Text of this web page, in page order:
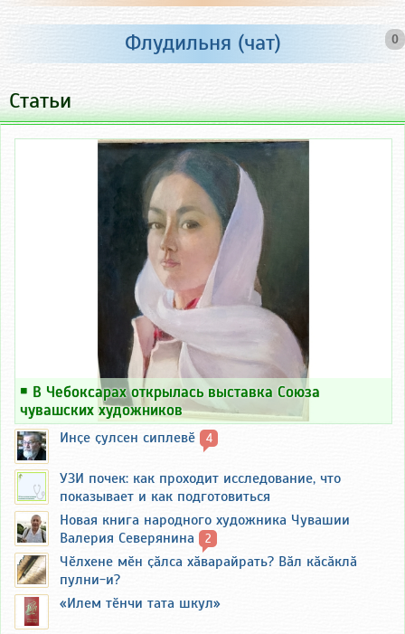
0
Флудильня (чат)
Статьи
￭ В Чебоксарах открылась выставка Союза
чувашских художников
Инҫе ҫулсен сиплевӗ 4
УЗИ почек: как проходит исследование, что
показывает и как подготовиться
Новая книга народного художника Чувашии
Валерия Северянина
2
Чӗлхене мӗн ҫӑлса хӑварайрать? Вӑл кӑсӑклӑ
пулни-и?
«Илем тӗнчи тата шкул»